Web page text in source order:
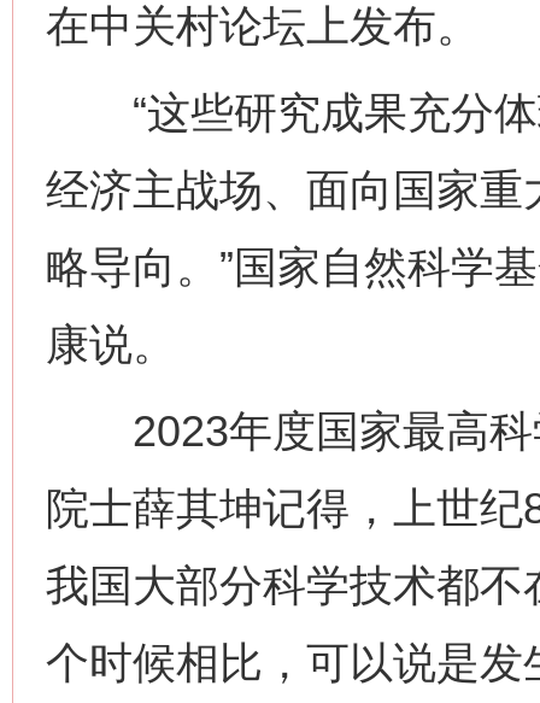
在中关村论坛上发布。
“这些研究成果充分体
经济主战场、面向国家
略导向。”国家自然科学
康说。
2023年度国家最高科
院士薛其坤记得，上世
我国大部分科学技术都不
个时候相比，可以说是发